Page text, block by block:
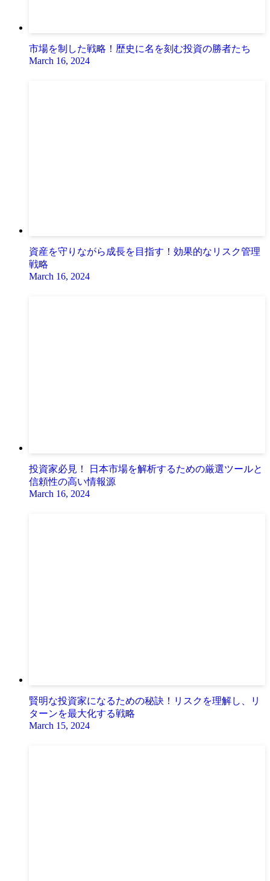
市場を制した戦略！歴史に名を刻む投資の勝者たち
March 16, 2024
資産を守りながら成長を目指す！効果的なリスク管理
戦略
March 16, 2024
投資家必見！ 日本市場を解析するための厳選ツールと
信頼性の高い情報源
March 16, 2024
賢明な投資家になるための秘訣！リスクを理解し、リ
ターンを最大化する戦略
March 15, 2024